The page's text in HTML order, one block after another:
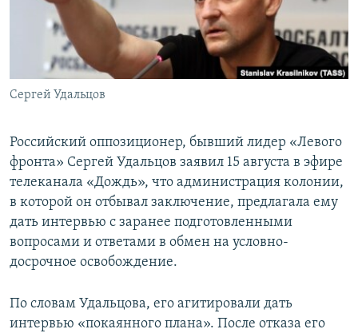
ПОБЕДИТЕЛЕЙ НЕ СУДЯТ?
КРЫМ.НЕПОКОРЕННЫЙ
ELIFBE
УКРАИНСКАЯ ПРОБЛЕМА КРЫМА
ПРИСОЕДИНЯЙТЕСЬ!
Сергей Удальцов
Российский оппозиционер, бывший лидер «Левого
фронта» Сергей Удальцов заявил 15 августа в эфире
телеканала «Дождь», что администрация колонии,
в которой он отбывал заключение, предлагала ему
дать интервью с заранее подготовленными
вопросами и ответами в обмен на условно-
досрочное освобождение.
По словам Удальцова, его агитировали дать
интервью «покаянного плана». После отказа его